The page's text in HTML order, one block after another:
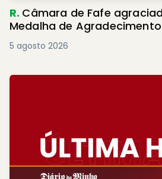
R. Câmara de Fafe agraciada
Medalha de Agradecimento
5 agosto 2026